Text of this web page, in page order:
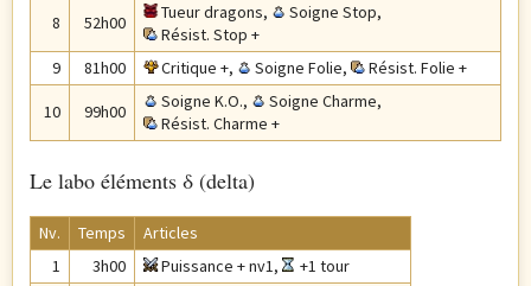
8 52h00 Tueur dragons, Soigne Stop,
Résist. Stop +
9
81h00 Critique +, Soigne Folie, Résist. Folie +
10 99h00 Soigne K.O., Soigne Charme,
Résist. Charme +
Le labo éléments δ (delta)
Nv. Temps
Articles
1
3h00 Puissance + nv1,
+1 tour